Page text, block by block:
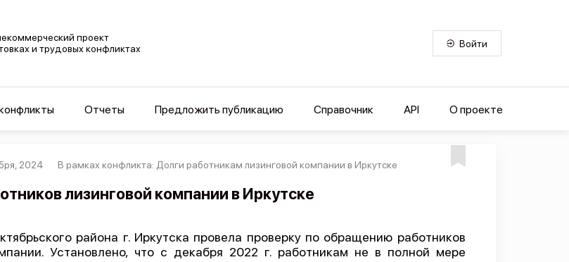
проект
и трудовых конфликтах
Войти
Отчеты Предложить публикацию Справочник API О проекте
2024 В рамках конфликта: Долги работникам лизинговой компании в Иркутске
лизинговой компании в Иркутске
района г. Иркутска провела проверку по обращению работников
Установлено, что с декабря 2022 г. работникам не в полной мере